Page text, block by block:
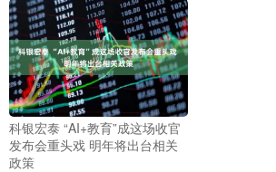
科银宏泰 “AI+教育”成这场收官
发布会重头戏 明年将出台相关
政策